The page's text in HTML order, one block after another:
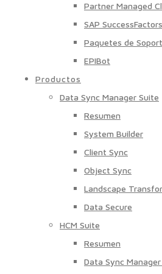
Partner Managed
SAP
Paquetes de
EPIBot
Productos
Data Sync Manager Suite
Resumen
System Builder
Client Sync
Object Sync
Landscape
Data Secure
HCM Suite
Resumen
Data Sync Manager